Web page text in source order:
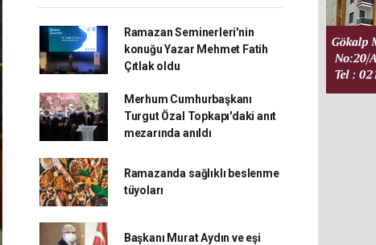
Ramazan Seminerleri'nin
konuğu Yazar Mehmet Fatih
Çıtlak oldu
Merhum Cumhurbaşkanı
Turgut Özal Topkapı'daki anıt
mezarında anıldı
Ramazanda sağlıklı beslenme
tüyoları
Başkanı Murat Aydın ve eşi